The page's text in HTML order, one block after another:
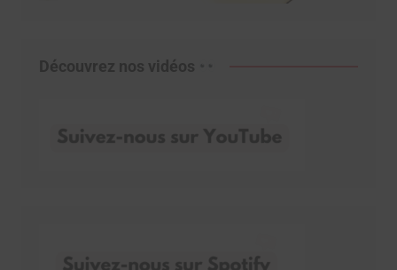
Découvrez nos vidéos